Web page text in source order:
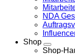
NDA
Shop
Shop-